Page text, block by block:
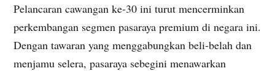
Pelancaran cawangan ke-30 ini turut mencerminkan
perkembangan segmen pasaraya premium di negara ini.
Dengan tawaran yang menggabungkan beli-belah dan
menjamu selera, pasaraya sebegini menawarkan